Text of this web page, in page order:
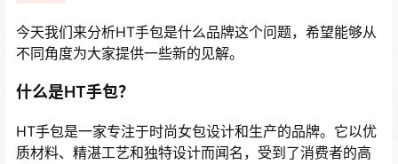
今天我们来分析HT手包是什么品牌这个问题，希望能够从
不同角度为大家提供一些新的见解。
什么是HT手包？
HT手包是一家专注于时尚女包设计和生产的品牌。它以优
质材料、精湛工艺和独特设计而闻名，受到了消费者的高